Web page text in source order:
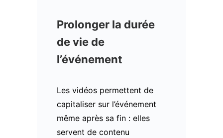
Prolonger la durée
de vie de
l’événement
Les vidéos permettent de
capitaliser sur l’événement
même après sa fin : elles
servent de contenu